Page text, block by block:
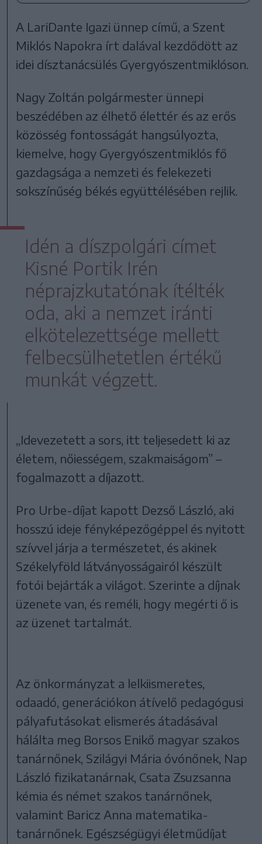
A LariDante Igazi ünnep című, a Szent
Miklós Napokra írt dalával kezdődött az
idei dísztanácsülés Gyergyószentmiklóson.
Nagy Zoltán polgármester ünnepi
beszédében az élhető élettér és az erős
közösség fontosságát hangsúlyozta,
kiemelve, hogy Gyergyószentmiklós fő
gazdagsága a nemzeti és felekezeti
sokszínűség békés együttélésében rejlik.
Idén a díszpolgári címet
Kisné Portik Irén
néprajzkutatónak ítélték
oda, aki a nemzet iránti
elkötelezettsége mellett
felbecsülhetetlen értékű
munkát végzett.
„Idevezetett a sors, itt teljesedett ki az
életem, nőiességem, szakmaiságom” –
fogalmazott a díjazott.
Pro Urbe-díjat kapott Dezső László, aki
hosszú ideje fényképezőgéppel és nyitott
szívvel járja a természetet, és akinek
Székelyföld látványosságairól készült
fotói bejárták a világot. Szerinte a díjnak
üzenete van, és reméli, hogy megérti ő is
az üzenet tartalmát.
Az önkormányzat a lelkiismeretes,
odaadó, generációkon átívelő pedagógusi
pályafutásokat elismerés átadásával
hálálta meg Borsos Enikő magyar szakos
tanárnőnek, Szilágyi Mária óvónőnek, Nap
László fizikatanárnak, Csata Zsuzsanna
kémia és német szakos tanárnőnek,
valamint Baricz Anna matematika-
tanárnőnek. Egészségügyi életműdíjat